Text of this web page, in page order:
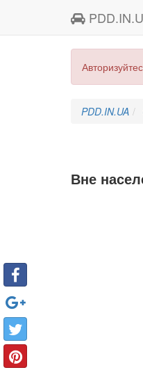
PDD.IN.UA
Вне